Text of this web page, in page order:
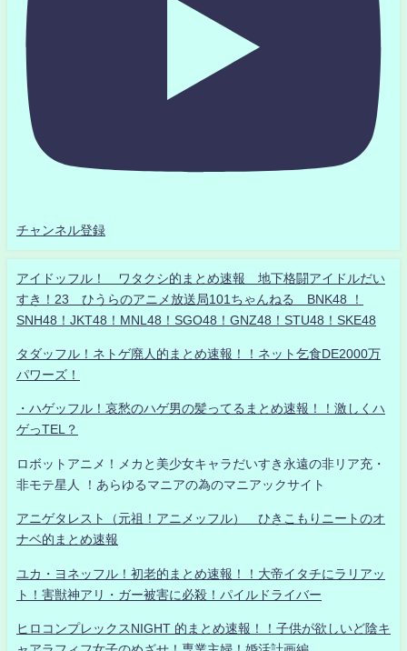
チャンネル登録
アイドッフル！ ワタクシ的まとめ速報 地下格闘アイドルだい
すき！23 ひうらのアニメ放送局101ちゃんねる BNK48 ！
SNH48！JKT48！MNL48！SGO48！GNZ48！STU48！SKE48
タダッフル！ネトゲ廃人的まとめ速報！！ネット乞食DE2000万
パワーズ！
・ハゲッフル！哀愁のハゲ男の髪ってるまとめ速報！！激しくハ
ゲっTEL？
ロボットアニメ！メカと美少女キャラだいすき永遠の非リア充・
非モテ星人 ！あらゆるマニアの為のマニアックサイト
アニゲタレスト（元祖！アニメッフル） ひきこもりニートのオ
ナベ的まとめ速報
ユカ・ヨネッフル！初老的まとめ速報！！大帝イタチにラリアッ
ト！害獣神アリ・ガー被害に必殺！パイルドライバー
ヒロコンプレックスNIGHT 的まとめ速報！！子供が欲しいど陰キ